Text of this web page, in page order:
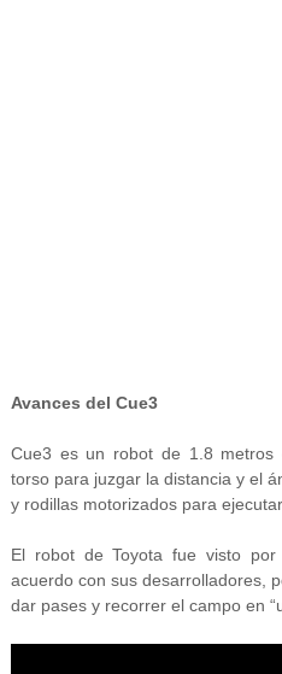
Avances del Cue3
Cue3 es un robot de 1.8 metros
torso para juzgar la distancia y el
y rodillas motorizados para
El robot de Toyota fue visto
acuerdo con sus desarrolladores,
dar pases y recorrer el campo en